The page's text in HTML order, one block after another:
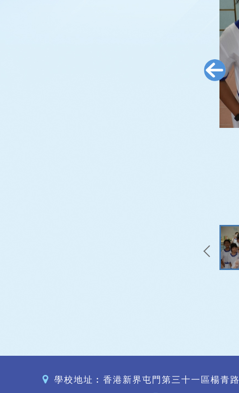
學校地址︰香港新界屯門第三十一區楊青路